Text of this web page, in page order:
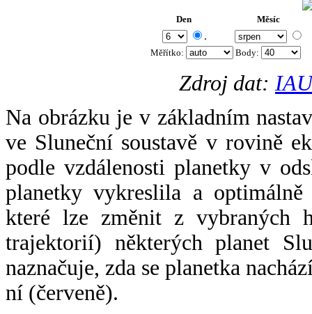
Den Měsíc
.
Měřítko: Body:
Zdroj dat:
Na obrázku je v základním
ve Sluneční soustavě v rovině
podle vzdálenosti planetky v
planetky vykreslila a
které lze změnit z vybraných
trajektorií) některých planet
naznačuje, zda se planetka
ní (červeně).